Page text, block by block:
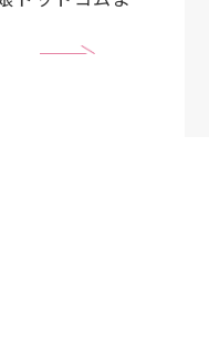
21:00 跡取 […]